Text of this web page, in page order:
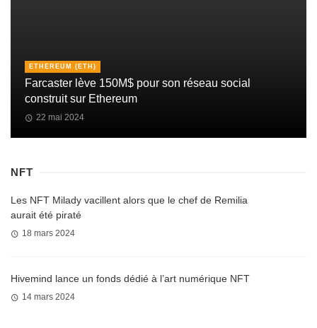
ETHEREUM (ETH)
Farcaster lève 150M$ pour son réseau social
construit sur Ethereum
22 mai 2024
NFT
Les NFT Milady vacillent alors que le chef de Remilia
aurait été piraté
18 mars 2024
Hivemind lance un fonds dédié à l’art numérique NFT
14 mars 2024